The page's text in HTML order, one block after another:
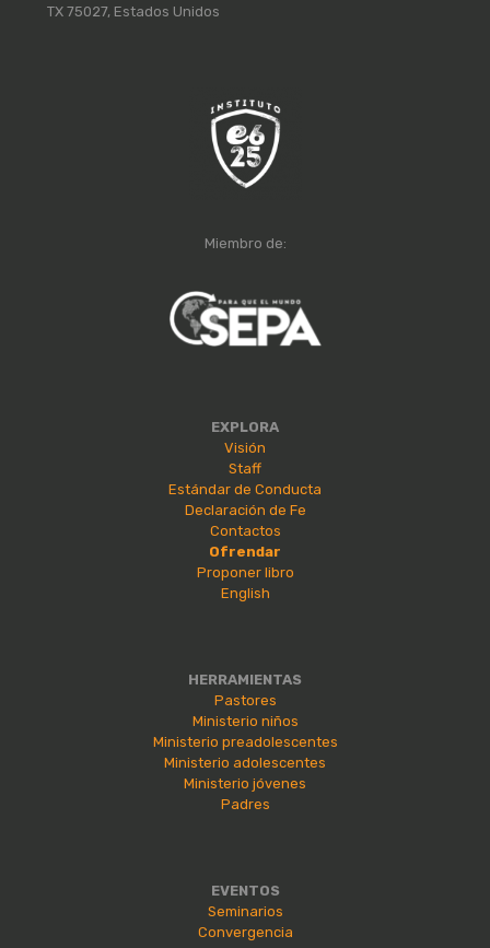
TX 75027, Estados Unidos
Miembro de:
EXPLORA
Visión
Staff
Estándar de Conducta
Declaración de Fe
Contactos
Ofrendar
Proponer libro
English
HERRAMIENTAS
Pastores
Ministerio niños
Ministerio preadolescentes
Ministerio adolescentes
Ministerio jóvenes
Padres
EVENTOS
Seminarios
Convergencia